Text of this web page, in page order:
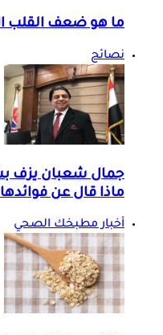
ما هو ضعف القلب
نصائح
جمال شعبان يزف
ماذا قال عن
أخبار مطبخك الصحي